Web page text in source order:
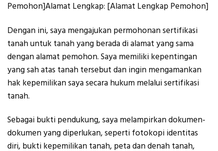
Pemohon]Alamat Lengkap: [Alamat Lengkap Pemohon]
Dengan ini, saya mengajukan permohonan sertifikasi
tanah untuk tanah yang berada di alamat yang sama
dengan alamat pemohon. Saya memiliki kepentingan
yang sah atas tanah tersebut dan ingin mengamankan
hak kepemilikan saya secara hukum melalui sertifikasi
tanah.
Sebagai bukti pendukung, saya melampirkan dokumen-
dokumen yang diperlukan, seperti fotokopi identitas
diri, bukti kepemilikan tanah, peta dan denah tanah,